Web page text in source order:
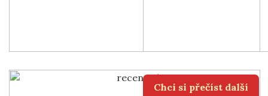
Chci si přečíst další